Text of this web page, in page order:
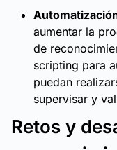
aumentar la
de
scripting para
puedan
supervisar y
Retos y